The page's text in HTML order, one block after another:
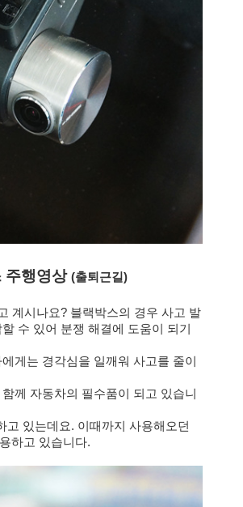
주행영상 (출퇴근길)
계시나요? 블랙박스의 경우 사고 발
수 있어 분쟁 해결에 도움이 되기
게는 경각심을 일깨워 사고를 줄이
께 자동차의 필수품이 되고 있습니
고 있는데요. 이때까지 사용해오던
하고 있습니다.